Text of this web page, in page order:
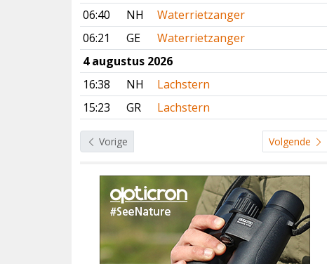
06:40
NH
Waterrietzanger
06:21
GE
Waterrietzanger
4 augustus 2026
16:38
NH
Lachstern
15:23
GR Lachstern
Vorige Volgende